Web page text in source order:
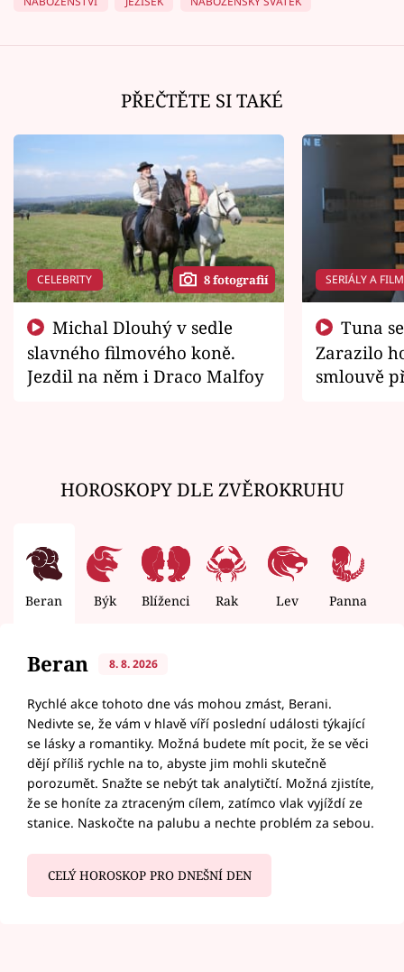
PŘEČTĚTE SI TAKÉ
CELEBRITY 8 fotografií
slavného filmového koně.
Jezdil na něm i Draco Malfoy
SERIÁLY A
Zarazilo
smlouvě
HOROSKOPY DLE ZVĚROKRUHU
Beran Býk Blíženci Rak Lev Panna
Beran 8. 8. 2026
Rychlé akce tohoto dne vás mohou zmást, Berani.
Nedivte se, že vám v hlavě víří poslední události týkající
se lásky a romantiky. Možná budete mít pocit, že se věci
dějí příliš rychle na to, abyste jim mohli skutečně
porozumět. Snažte se nebýt tak analytičtí. Možná zjistíte,
že se honíte za ztraceným cílem, zatímco vlak vyjíždí ze
stanice. Naskočte na palubu a nechte problém za sebou.
CELÝ HOROSKOP PRO DNEŠNÍ DEN